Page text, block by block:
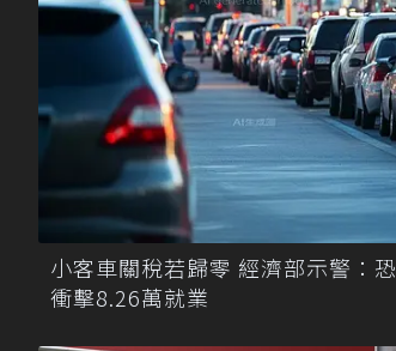
小客車關稅若歸零 經濟部示警：
衝擊8.26萬就業